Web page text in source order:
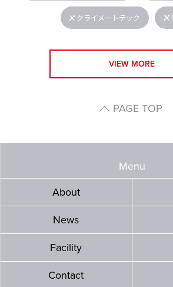
クライメートテック
VIEW MORE
PAGE TOP
Menu
About
News
Facility
Contact